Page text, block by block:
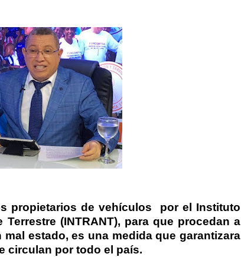
propietarios de vehículos
por el Instituto
(INTRANT), para que procedan a
estado, es una medida que garantizara
circulan por todo el país.